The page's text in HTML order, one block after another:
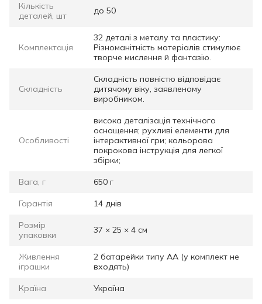
Кількість
деталей, шт
до 50
Комплектація
32 деталі з металу та пластику:
Різноманітність матеріалів стимулює
творче мислення й фантазію.
Складність
Складність повністю відповідає
дитячому віку, заявленому
виробником.
Особливості
висока деталізація технічного
оснащення; рухливі елементи для
інтерактивної гри; кольорова
покрокова інструкція для легкої
збірки;
Вага, г 650 г
Гарантія 14 днів
Розмір
упаковки
37 × 25 × 4 см
Живлення
іграшки
2 батарейки типу АА (у комплект не
входять)
Країна Україна